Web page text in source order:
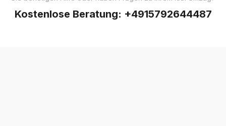
Kostenlose Beratung: +4915792644487